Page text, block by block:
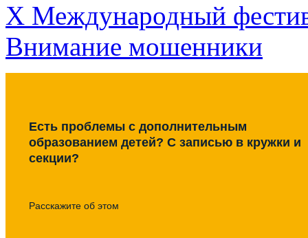
Х Международный
Внимание мошенники
Есть проблемы с дополнительным
образованием детей? С записью в кружки и
секции?
Расскажите об этом